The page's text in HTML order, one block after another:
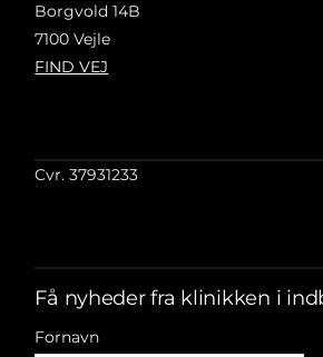
Borgvold 14B
7100 Vejle
FIND VEJ
Cvr. 37931233
Få nyheder fra klinikken i
Fornavn